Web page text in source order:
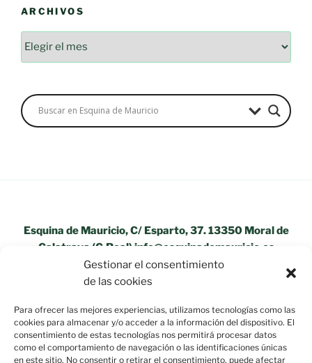
Gestionar el consentimiento
de las cookies
Para ofrecer las mejores experiencias, utilizamos tecnologías como las
cookies para almacenar y/o acceder a la información del dispositivo. El
consentimiento de estas tecnologías nos permitirá procesar datos
como el comportamiento de navegación o las identificaciones únicas
en este sitio. No consentir o retirar el consentimiento, puede afectar
ARCHIVOS
Archivos
Esquina de Mauricio, C/ Esparto, 37. 13350 Moral de
Calatrava (C.Real) info@esquinademauricio.es
«Aviso Legal»